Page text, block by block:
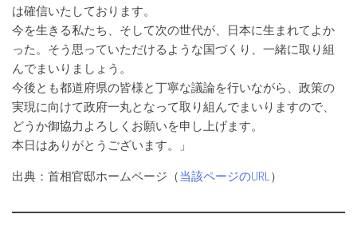
は確信いたしております。
今を生きる私たち、そして次の世代が、日本に生まれてよか
った。そう思っていただけるような国づくり、一緒に取り組
んでまいりましょう。
今後とも都道府県の皆様と丁寧な議論を行いながら、政策の
実現に向けて政府一丸となって取り組んでまいりますので、
どうか御協力よろしくお願いを申し上げます。
本日はありがとうございます。」
出典：首相官邸ホームページ（当該ページのURL）